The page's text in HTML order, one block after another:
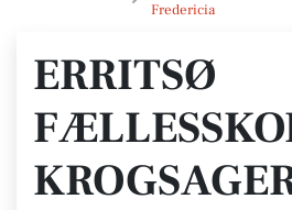
Fredericia
ERRITSØ